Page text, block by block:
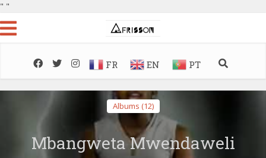
" "
FR EN PT
Albums (12)
Mbangweta Mwendaweli